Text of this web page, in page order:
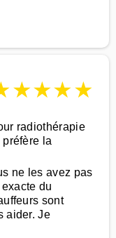
★★★★
radiothérapie
la
ne les avez pas
du
sont
aider. Je